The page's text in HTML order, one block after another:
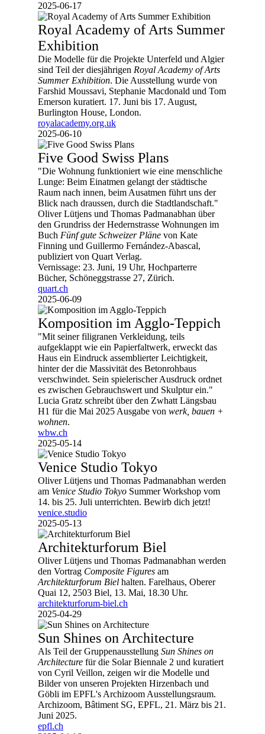
2025-06-17
Royal Academy of Arts Summer
Exhibition
Die Modelle für die Projekte Unterfeld und Algier
sind Teil der diesjährigen Royal Academy of Arts
Summer Exhibition. Die Ausstellung wurde von
Farshid Moussavi, Stephanie Macdonald und Tom
Emerson kuratiert. 17. Juni bis 17. August,
Burlington House, London.
royalacademy.org.uk
2025-06-10
Five Good Swiss Plans
"Die Wohnung funktioniert wie eine menschliche
Lunge: Beim Einatmen gelangt der städtische
Raum nach innen, beim Ausatmen führt uns der
Blick nach draussen, durch die Stadtlandschaft."
Oliver Lütjens und Thomas Padmanabhan über
den Grundriss der Hedernstrasse Wohnungen im
Buch Fünf gute Schweizer Pläne von Kate
Finning und Guillermo Fernández-Abascal,
publiziert von Quart Verlag.
Vernissage: 23. Juni, 19 Uhr, Hochparterre
Bücher, Schöneggstrasse 27, Zürich.
quart.ch
2025-06-09
Komposition im Agglo-Teppich
"Mit seiner filigranen Verkleidung, teils
aufgeklappt wie ein Papierfaltwerk, erweckt das
Haus ein Eindruck assemblierter Leichtigkeit,
hinter der die Massivität des Betonrohbaus
verschwindet. Sein spielerischer Ausdruck ordnet
es zwischen Gebrauchswert und Skulptur ein."
Lucia Gratz schreibt über den Zwhatt Längsbau
H1 für die Mai 2025 Ausgabe von werk, bauen +
wohnen.
wbw.ch
2025-05-14
Venice Studio Tokyo
Oliver Lütjens und Thomas Padmanabhan werden
am Venice Studio Tokyo Summer Workshop vom
14. bis 25. Juli unterrichten. Bewirb dich jetzt!
venice.studio
2025-05-13
Architekturforum Biel
Oliver Lütjens und Thomas Padmanabhan werden
den Vortrag Composite Figures am
Architekturforum Biel halten. Farelhaus, Oberer
Quai 12, 2503 Biel, 13. Mai, 18.30 Uhr.
architekturforum-biel.ch
2025-04-29
Sun Shines on Architecture
Als Teil der Gruppenausstellung Sun Shines on
Architecture für die Solar Biennale 2 und kuratiert
von Cyril Veillon, zeigen wir die Modelle und
Bilder von unseren Projekten Hirzenbach und
Göbli im EPFL's Archizoom Ausstellungsraum.
Archizoom, Bâtiment SG, EPFL, 21. März bis 21.
Juni 2025.
epfl.ch